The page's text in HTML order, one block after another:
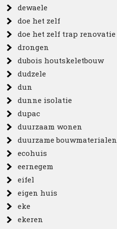
dewaele
doe het zelf
doe het zelf trap renovatie
drongen
dubois houtskeletbouw
dudzele
dun
dunne isolatie
dupac
duurzaam wonen
duurzame bouwmaterialen
ecohuis
eernegem
eifel
eigen huis
eke
ekeren